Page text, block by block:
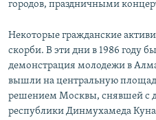
городов, праздничными
Некоторые гражданские
скорби. В эти дни в 1986 году
демонстрация молодежи в
вышли на центральную
решением Москвы, снявшей с
республики Динмухамеда